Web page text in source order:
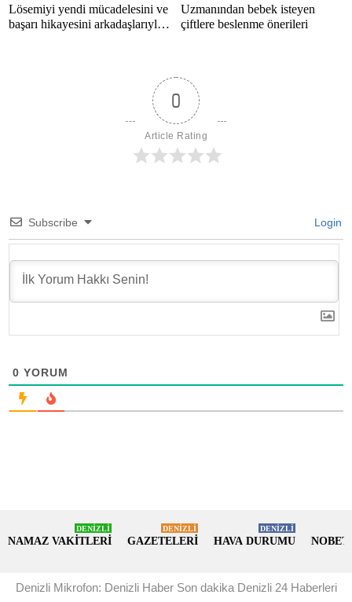
Lösemiyi yendi mücadelesini ve
başarı hikayesini arkadaşlarıyla
Uzmanından bebek isteyen
çiftlere beslenme önerileri
0
Article Rating
Subscribe Login
0 YORUM
NAMAZ VAKİTLERİ
DENİZLİ
GAZETELERİ
DENİZLİ
HAVA DURUMU
DENİZLİ
Denizli Mikrofon: Denizli Haber Son dakika Denizli 24 Haberleri